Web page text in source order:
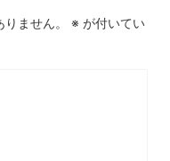
ません。 ※ が付いてい